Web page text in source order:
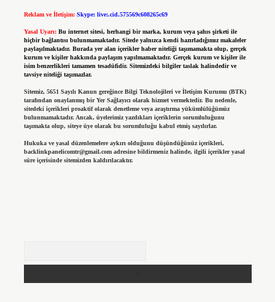
Reklam ve İletişim: Skype: live:.cid.575569c608265c69
Yasal Uyarı: Bu internet sitesi, herhangi bir marka, kurum veya şahıs şirketi ile
hiçbir bağlantısı bulunmamaktadır. Sitede yalnızca kendi hazırladığımız makaleler
paylaşılmaktadır. Burada yer alan içerikler haber niteliği taşımamakta olup, gerçek
kurum ve kişiler hakkında paylaşım yapılmamaktadır. Gerçek kurum ve kişiler ile
isim benzerlikleri tamamen tesadüfidir. Sitemizdeki bilgiler taslak halindedir ve
tavsiye niteliği taşımazlar.
Sitemiz, 5651 Sayılı Kanun gereğince Bilgi Teknolojileri ve İletişim Kurumu (BTK)
tarafından onaylanmış bir Yer Sağlayıcı olarak hizmet vermektedir. Bu nedenle,
sitedeki içerikleri proaktif olarak denetleme veya araştırma yükümlülüğümüz
bulunmamaktadır. Ancak, üyelerimiz yazdıkları içeriklerin sorumluluğunu
taşımakta olup, siteye üye olarak bu sorumluluğu kabul etmiş sayılırlar.
Hukuka ve yasal düzenlemelere aykırı olduğunu düşündüğünüz içerikleri,
backlinkpanelicomtr@gmail.comadresine bildirmeniz halinde, ilgili içerikler yasal
süre içerisinde sitemizden kaldırılacaktır.